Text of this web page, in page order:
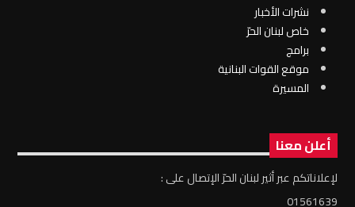
نشرات الأخبار
خاص لبنان الحرّ
برامج
موقع القوات البنانية
المسيرة
أعلن معنا
لإعلاناتكم عبر أثير لبنان الحرّ الإتصال على :
01561639